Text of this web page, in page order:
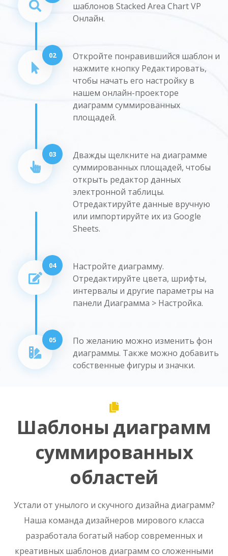
шаблонов Stacked Area Chart VP
Онлайн.
02
Откройте понравившийся шаблон и
нажмите кнопку Редактировать,
чтобы начать его настройку в
нашем онлайн-проекторе
диаграмм суммированных
площадей.
03
Дважды щелкните на диаграмме
суммированных площадей, чтобы
открыть редактор данных
электронной таблицы.
Отредактируйте данные вручную
или импортируйте их из Google
Sheets.
04
Настройте диаграмму.
Отредактируйте цвета, шрифты,
интервалы и другие параметры на
панели Диаграмма > Настройка.
05
По желанию можно изменить фон
диаграммы. Также можно добавить
собственные фигуры и значки.
Шаблоны диаграмм
суммированных
областей
Устали от унылого и скучного дизайна диаграмм?
Наша команда дизайнеров мирового класса
разработала богатый набор современных и
креативных шаблонов диаграмм со сложенными